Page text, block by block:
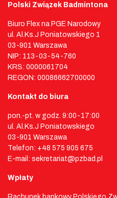
Polski Związek Badmintona
Biuro Flex na PGE Narodowy
ul. Al.Ks.J Poniatowskiego 1
03-901 Warszawa
NIP: 113-03-54-760
KRS: 0000061704
REGON: 00086662700000
Kontakt do biura
pon.-pt. w godz. 9:00-17:00
ul. Al.Ks.J Poniatowskiego
03-901 Warszawa
Telefon: +48 575 905 675
E-mail: sekretariat@pzbad.pl
Wpłaty